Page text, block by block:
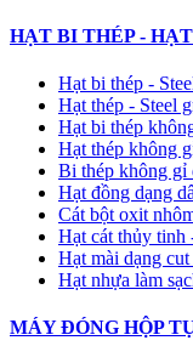
HẠT BI THÉP -
Hạt bi thép -
Hạt thép - Steel
Hạt bi thép
Hạt thép không
Bi thép không gỉ
Hạt đồng dạng
Cát bột oxit
Hạt cát thủy tinh
Hạt mài dạng
Hạt nhựa làm
MÁY ĐÓNG HỘP